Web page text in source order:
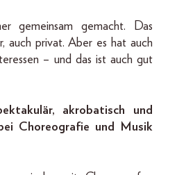
gemeinsam gemacht. Das
auch privat. Aber es hat auch
– und das ist auch gut
akrobatisch und
Choreografie und Musik